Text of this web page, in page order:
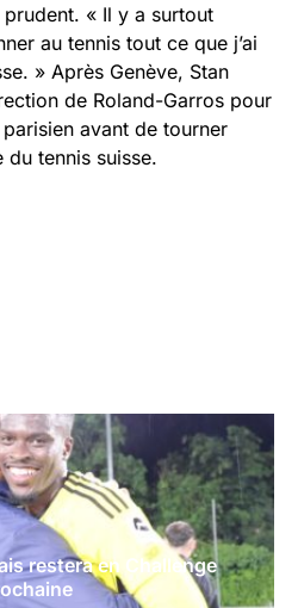
« Il y a surtout
au tennis tout ce que j’ai
» Après Genève, Stan
de Roland-Garros pour
avant de tourner
tennis suisse.
restera en Challenge